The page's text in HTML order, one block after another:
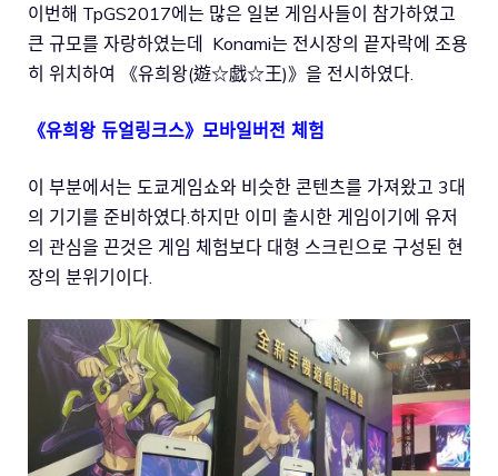
이번해 TpGS2017에는 많은 일본 게임사들이 참가하였고
큰 규모를 자랑하였는데 Konami는 전시장의 끝자락에 조용
히 위치하여 《유희왕(遊☆戯☆王)》을 전시하였다.
《유희왕 듀얼링크스》모바일버전 체험
이 부분에서는 도쿄게임쇼와 비슷한 콘텐츠를 가져왔고 3대
의 기기를 준비하였다.하지만 이미 출시한 게임이기에 유저
의 관심을 끈것은 게임 체험보다 대형 스크린으로 구성된 현
장의 분위기이다.